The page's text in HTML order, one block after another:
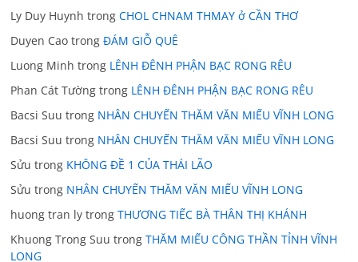
Ly Duy Huynh trongCHOL CHNAM THMAY ở CẦN THƠ
Duyen Cao trongĐÁM GIỖ QUÊ
Luong Minh trong LÊNH ĐÊNH PHẬN BẠC RONG RÊU
Phan Cát Tường trong LÊNH ĐÊNH PHẬN BẠC RONG RÊU
Bacsi Suu trong NHÂN CHUYẾN THĂM VĂN MIẾU VĨNH LONG
Bacsi Suu trong NHÂN CHUYẾN THĂM VĂN MIẾU VĨNH LONG
Sửu trong KHÔNG ĐỀ 1 CỦA THÁI LÃO
Sửu trong NHÂN CHUYẾN THĂM VĂN MIẾU VĨNH LONG
huong tran ly trongTHƯƠNG TIẾC BÀ THÂN THỊ KHÁNH
Khuong Trong Suu trongTHĂM MIẾU CÔNG THẦN TỈNH VĨNH
LONG